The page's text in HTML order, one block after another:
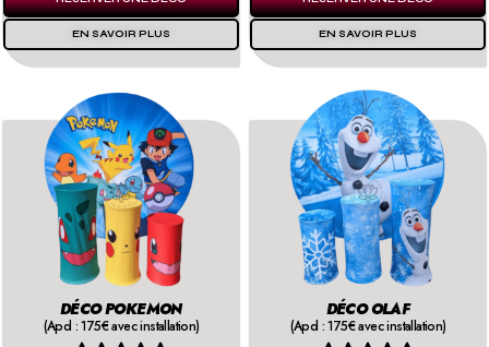
EN SAVOIR PLUS EN SAVOIR PLUS
DÉCO POKEMON
(Apd : 175€ avec installation)
DÉCO OLAF
(Apd : 175€ avec installation)